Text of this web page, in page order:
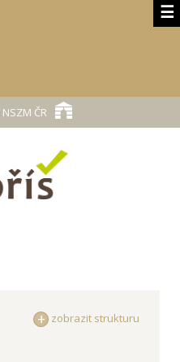
☰
NSZM ČR
zobrazit strukturu